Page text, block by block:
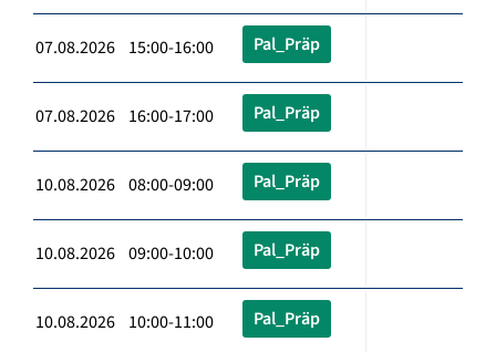
07.08.2026 15:00-16:00 Pal_Präp
07.08.2026 16:00-17:00 Pal_Präp
10.08.2026 08:00-09:00 Pal_Präp
10.08.2026 09:00-10:00 Pal_Präp
10.08.2026 10:00-11:00 Pal_Präp